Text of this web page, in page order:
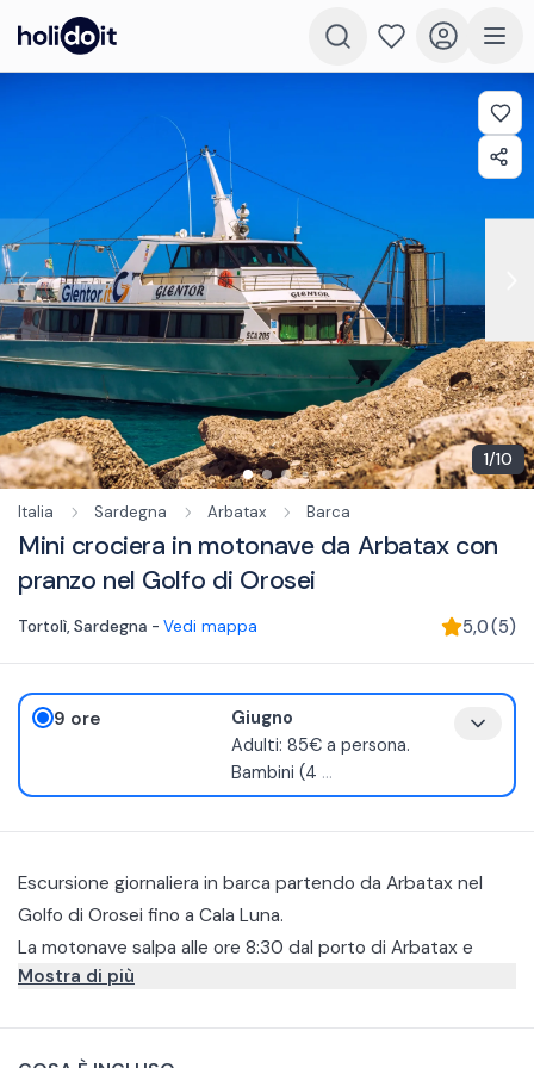
1/10
Italia Sardegna Arbatax Barca
Mini crociera in motonave da Arbatax con
pranzo nel Golfo di Orosei
Tortolì, Sardegna - Vedi mappa 5,0(5)
9 ore
Giugno
Adulti: 85€ a persona.
Bambini (4 ...
Escursione giornaliera in barca partendo da Arbatax nel
Golfo di Orosei fino a Cala Luna.
La motonave salpa alle ore 8:30 dal porto di Arbatax e
segue un percorso ben preciso che vi permetterà di
Mostra di più